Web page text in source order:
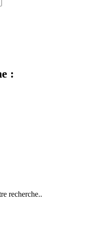
:
recherche..